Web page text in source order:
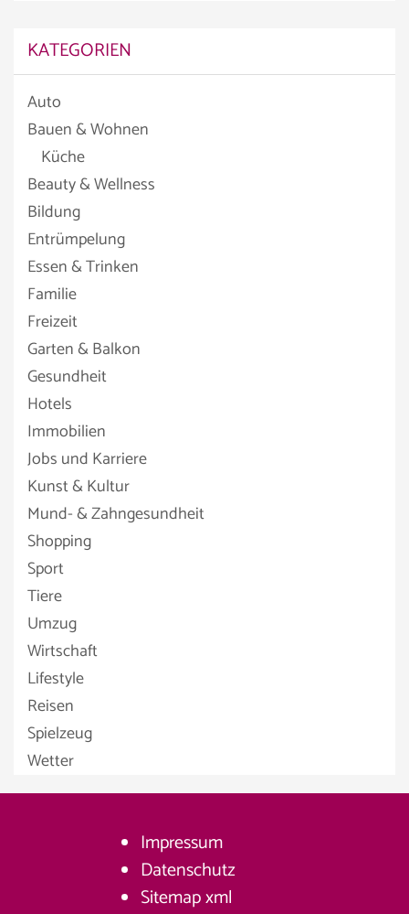
KATEGORIEN
Auto
Bauen & Wohnen
Küche
Beauty & Wellness
Bildung
Entrümpelung
Essen & Trinken
Familie
Freizeit
Garten & Balkon
Gesundheit
Hotels
Immobilien
Jobs und Karriere
Kunst & Kultur
Mund- & Zahngesundheit
Shopping
Sport
Tiere
Umzug
Wirtschaft
Lifestyle
Reisen
Spielzeug
Wetter
Impressum
Datenschutz
Sitemapxml